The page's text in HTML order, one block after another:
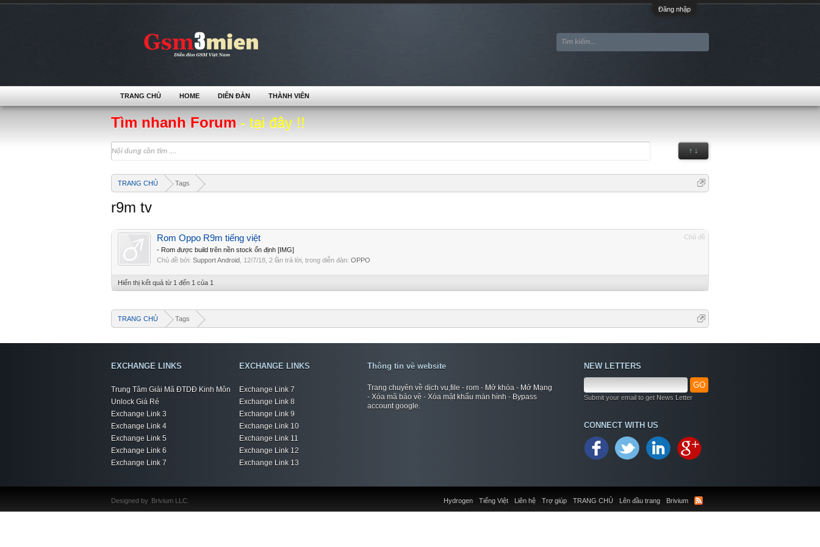
Đăng nhập
Tìm nhanh Forum - tại đây !!
↑ ↓
TRANG CHỦ Tags
r9m tv
Chủ đề
Rom Oppo R9m tiếng việt
- Rom được build trên nền stock ổn định [IMG]
Chủ đề bởi: Support Android 12/7/18 , 2 lần trả lời, trong diễn đàn: OPPO
Hiển thị kết quả từ 1 đến 1 của 1
TRANG CHỦ Tags
TRANG CHỦ HOME DIỄN ĐÀN THÀNH VIÊN
EXCHANGE LINKS
Trung Tâm Giải Mã ĐTDĐ Kinh Môn
Unlock Giá Rẻ
Exchange Link 3
Exchange Link 4
Exchange Link 5
Exchange Link 6
Exchange Link 7
EXCHANGE LINKS
Exchange Link 7
Exchange Link 8
Exchange Link 9
Exchange Link 10
Exchange Link 11
Exchange Link 12
Exchange Link 13
Thông tin về website
Trang chuyên về dịch vụ,file - rom - Mở khóa - Mở Mạng
- Xóa mã bảo vệ - Xóa mật khẩu màn hình - Bypass
account google.
NEW LETTERS
GO
Submit your email to get News Letter
CONNECT WITH US
Liên hệ Trợ giúp TRANG CHỦ Lên đầu trang Brivium
Hydrogen Tiếng Việt
Designed by Brivium LLC.